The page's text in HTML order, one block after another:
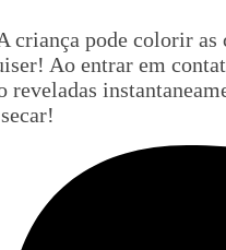
criança pode colorir as
Ao entrar em
reveladas